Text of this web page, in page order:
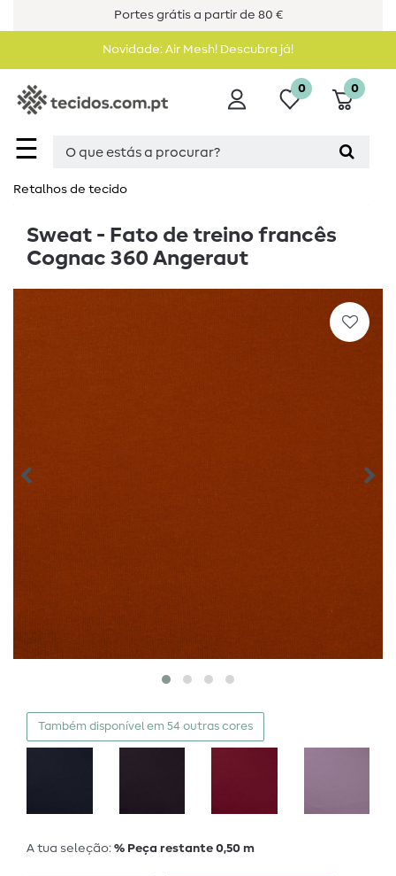
Portes grátis a partir de 80 €
Novidade: Air Mesh! Descubra já!
☰
0 0
Retalhos de tecido
Sweat - Fato de treino francês
Cognac 360 Angeraut
Também disponível em 54 outras cores
A tua seleção: % Peça restante 0,50 m